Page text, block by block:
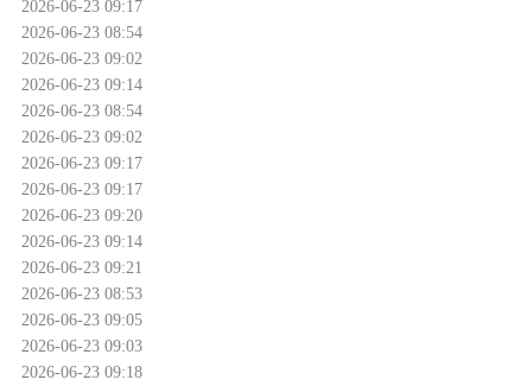
2026-06-23 09:17
2026-06-23 08:54
2026-06-23 09:02
2026-06-23 09:14
2026-06-23 08:54
2026-06-23 09:02
2026-06-23 09:17
2026-06-23 09:17
2026-06-23 09:20
2026-06-23 09:14
2026-06-23 09:21
2026-06-23 08:53
2026-06-23 09:05
2026-06-23 09:03
2026-06-23 09:18